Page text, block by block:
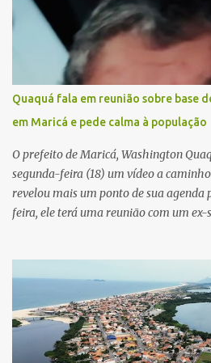
Quaquá fala em reunião sobre base
em Maricá e pede calma à população
O prefeito de Maricá, Washington
segunda-feira (18) um vídeo a
revelou mais um ponto de sua
feira, ele terá uma reunião com um ex-
atenção pela ousadia do projeto, que
novo patamar de visibilidade
Quaquá, a conversa será o início de
viabilidade dessa estrutura na cidade.
também respondeu às críticas que